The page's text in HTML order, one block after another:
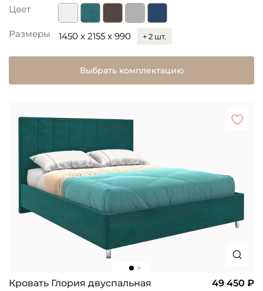
Цвет
Размеры 1450 x 2155 x 990 + 2 шт.
Выбрать комплектацию
Кровать Глория двуспальная 49 450 ₽